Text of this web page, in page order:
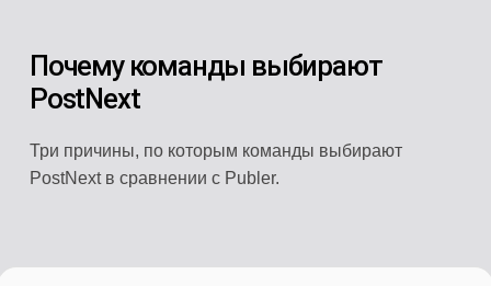
Почему команды выбирают
PostNext
Три причины, по которым команды выбирают
PostNext в сравнении с Publer.